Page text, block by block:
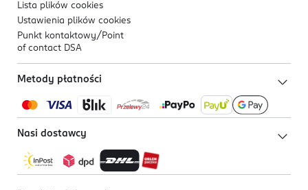
Lista plików cookies
Ustawienia plików cookies
Punkt kontaktowy/ Point
of contact DSA
Metody płatności
Nasi dostawcy